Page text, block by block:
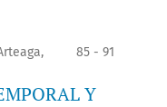
85 - 91
Y